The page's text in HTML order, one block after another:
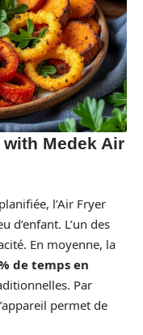
Medek Air
l’Air Fryer
d’enfant. L’un des
En moyenne, la
de temps en
Par
permet de